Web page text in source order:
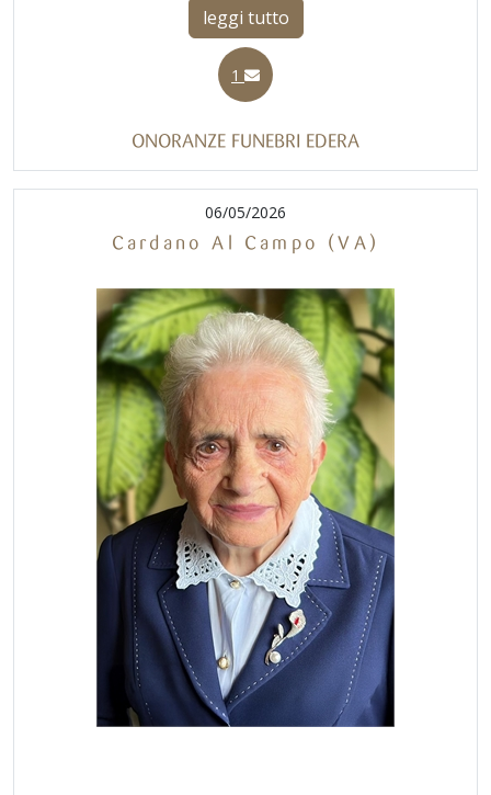
leggi tutto
1
ONORANZE FUNEBRI EDERA
06/05/2026
Cardano Al Campo (VA)